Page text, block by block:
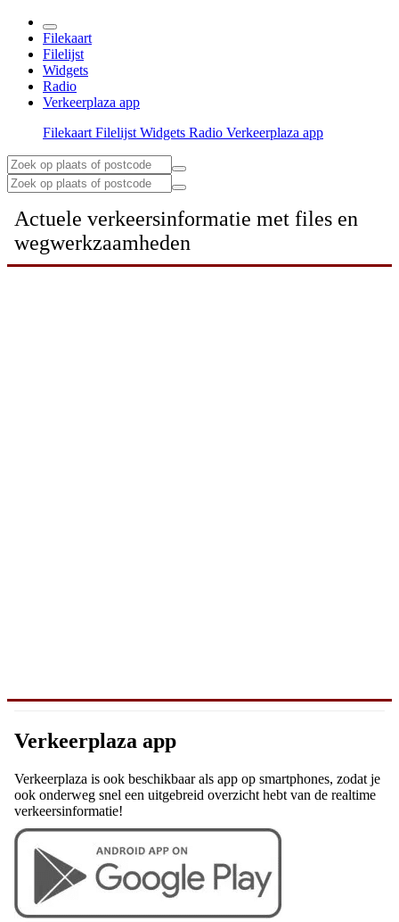
Filekaart
Filelijst
Widgets
Radio
Verkeerplaza app
Filekaart Filelijst Widgets Radio Verkeerplaza app
Actuele verkeersinformatie met files en
wegwerkzaamheden
Verkeerplaza app
Verkeerplaza is ook beschikbaar als app op smartphones, zodat je
ook onderweg snel een uitgebreid overzicht hebt van de realtime
verkeersinformatie!